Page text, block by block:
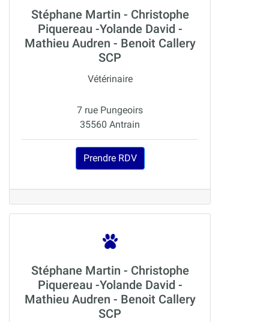
Stéphane Martin - Christophe
Piquereau -Yolande David -
Mathieu Audren - Benoit Callery
SCP
Vétérinaire
7 rue Pungeoirs
35560 Antrain
Prendre RDV
Stéphane Martin - Christophe
Piquereau -Yolande David -
Mathieu Audren - Benoit Callery
SCP